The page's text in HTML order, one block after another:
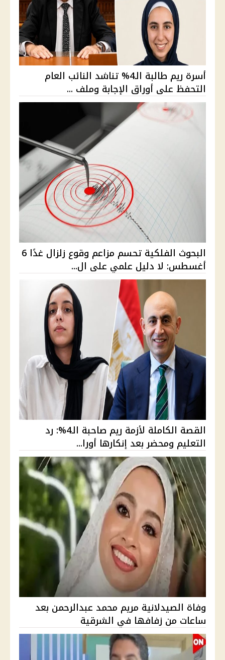
أسرة ريم طالبة الـ4% تناشد النائب العام
التحفظ على أوراق الإجابة وملف ...
البحوث الفلكية تحسم مزاعم وقوع زلزال غدًا 6
أغسطس: لا دليل علمي على ال...
القصة الكاملة لأزمة ريم صاحبة الـ4%: رد
التعليم ومحضر بعد إنكارها أورا...
وفاة الصيدلانية مريم محمد عبدالرحمن بعد
ساعات من زفافها في الشرقية